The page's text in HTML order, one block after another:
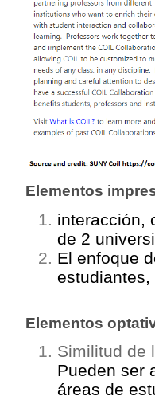
Elementos
interacción,
de 2
El enfoque
Elementos
Similitud de
Pueden ser
áreas de